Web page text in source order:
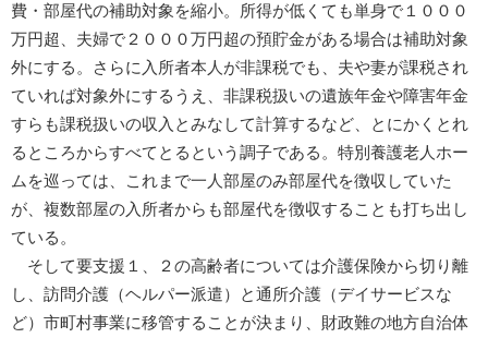
費・部屋代の補助対象を縮小。所得が低くても単身で１０００
万円超、夫婦で２０００万円超の預貯金がある場合は補助対象
外にする。さらに入所者本人が非課税でも、夫や妻が課税され
ていれば対象外にするうえ、非課税扱いの遺族年金や障害年金
すらも課税扱いの収入とみなして計算するなど、とにかくとれ
るところからすべてとるという調子である。特別養護老人ホー
ムを巡っては、これまで一人部屋のみ部屋代を徴収していた
が、複数部屋の入所者からも部屋代を徴収することも打ち出し
ている。
そして要支援１、２の高齢者については介護保険から切り離
し、訪問介護（ヘルパー派遣）と通所介護（デイサービスな
ど）市町村事業に移管することが決まり、財政難の地方自治体